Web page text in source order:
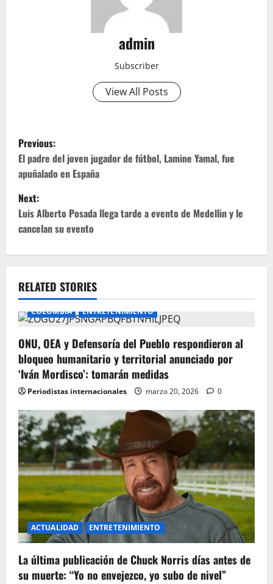
admin
Subscriber
View All Posts
P
o
s
t
n
v
i
g
a
t
i
o
n
Previous:
El padre del joven jugador de fútbol, Lamine Yamal, fue
apuñalado en España
Next:
Luis Alberto Posada llega tarde a evento de Medellin y le
cancelan su evento
RELATED STORIES
COLOMBIA ENTRETENIMIENTO
ONU, OEA y Defensoría del Pueblo respondieron al
bloqueo humanitario y territorial anunciado por
‘Iván Mordisco’: tomarán medidas
Periodistas internacionales marzo 20, 2026 0
ACTUALIDAD ENTRETENIMIENTO
La última publicación de Chuck Norris días antes de
su muerte: “Yo no envejezco, yo subo de nivel”